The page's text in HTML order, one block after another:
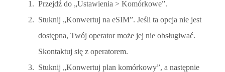
Przejdź do „Ustawienia > Komórkowe”.
Stuknij „Konwertuj na eSIM”. Jeśli ta opcja nie jest
dostępna, Twój operator może jej nie obsługiwać.
Skontaktuj się z operatorem.
Stuknij „Konwertuj plan komórkowy”, a następnie